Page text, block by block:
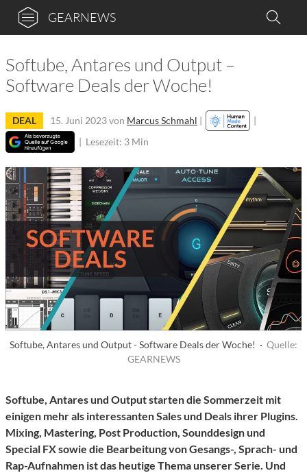
GEARNEWS
Softube, Antares und Output –
Software Deals der Woche!
DEAL 15. Juni 2023von Marcus Schmahl |
|
| Lesezeit: 3 Min
Softube, Antares und Output - Software Deals der Woche! · Quelle:
GEARNEWS
Softube, Antares und Output starten die Sommerzeit mit
einigen mehr als interessanten Sales und Deals ihrer Plugins.
Mixing, Mastering, Post Production, Sounddesign und
Special FX sowie die Bearbeitung von Gesangs-, Sprach- und
Rap-Aufnahmen ist das heutige Thema unserer Serie. Und